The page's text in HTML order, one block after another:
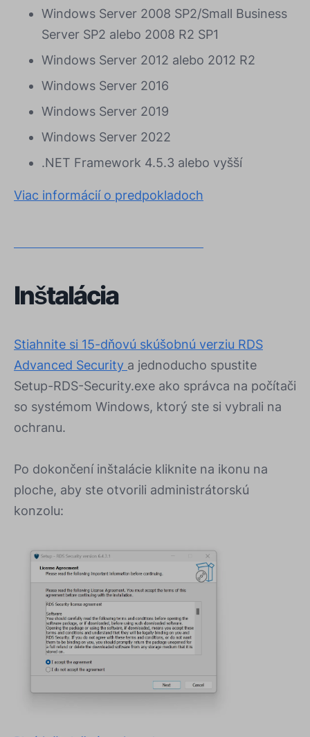
Windows Server 2008 SP2/Small Business
Server SP2 alebo 2008 R2 SP1
Windows Server 2012 alebo 2012 R2
Windows Server 2016
Windows Server 2019
Windows Server 2022
.NET Framework 4.5.3 alebo vyšší
Viac informácií o predpokladoch
Inštalácia
Stiahnite si 15-dňovú skúšobnú verziu RDS
Advanced Security a jednoducho spustite
Setup-RDS-Security.exe ako správca na počítači
so systémom Windows, ktorý ste si vybrali na
ochranu.
Po dokončení inštalácie kliknite na ikonu na
ploche, aby ste otvorili administrátorskú
konzolu: